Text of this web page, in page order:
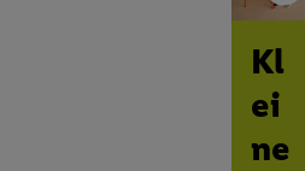
Kl
ei
ne